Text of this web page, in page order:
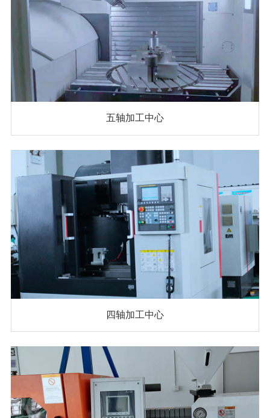
五轴加工中心
四轴加工中心